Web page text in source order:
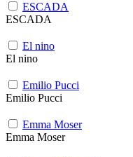
ESCADA
ESCADA
El nino
El nino
Emilio Pucci
Emilio Pucci
Emma Moser
Emma Moser